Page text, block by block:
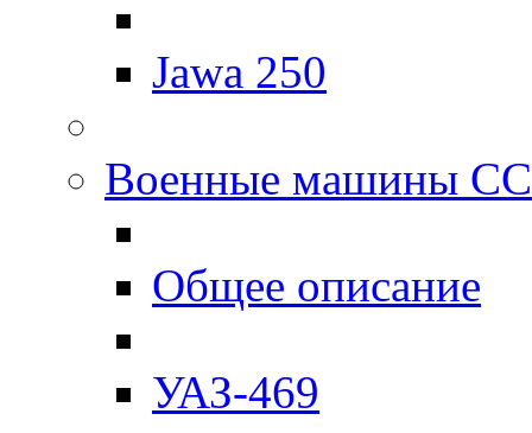
Jawa 250
Военные машины
Общее описание
УАЗ-469